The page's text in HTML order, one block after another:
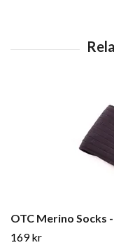
OTC Merino Socks
169 kr